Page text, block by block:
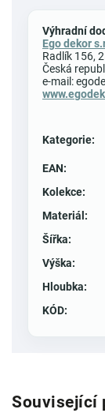
Výhradní
Ego dekor
Radlík 156,
Česká
e-mail:
Kategorie:
EAN:
Kolekce:
Materiál :
Šířka:
Výška:
Hloubka:
KÓD:
Související